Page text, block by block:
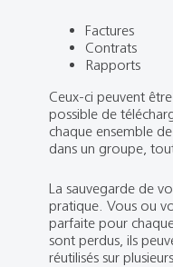
Factures
Contrats
Rapports
Ceux-ci peuvent
possible de
chaque ensemble
dans un groupe,
La sauvegarde de
pratique. Vous ou
parfaite pour
sont perdus, ils
réutilisés sur